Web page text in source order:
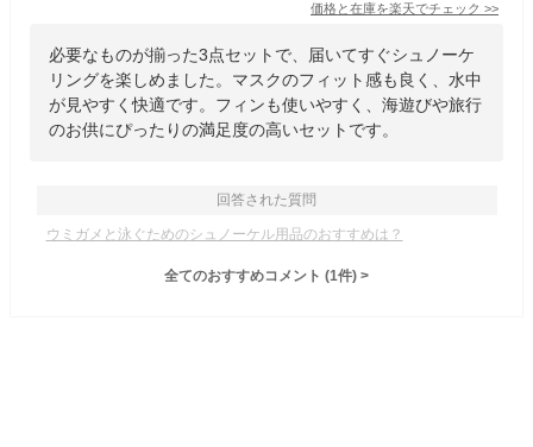
価格と在庫を楽天でチェック >>
必要なものが揃った3点セットで、届いてすぐシュノーケ
リングを楽しめました。マスクのフィット感も良く、水中
が見やすく快適です。フィンも使いやすく、海遊びや旅行
のお供にぴったりの満足度の高いセットです。
回答された質問
ウミガメと泳ぐためのシュノーケル用品のおすすめは？
全てのおすすめコメント (1件) >